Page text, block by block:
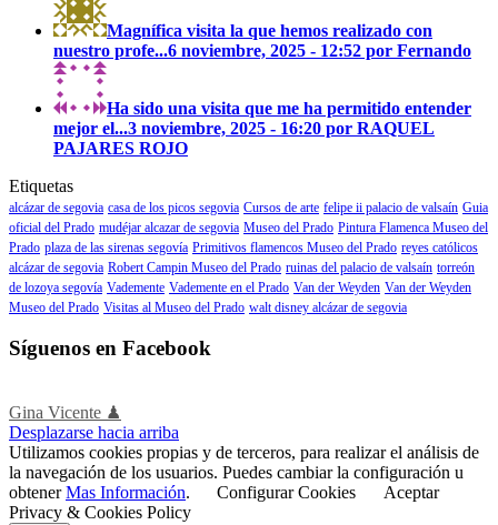
Magnífica visita la que hemos realizado con
nuestro profe...6 noviembre, 2025 - 12:52 por Fernando
Ha sido una visita que me ha permitido entender
mejor el...3 noviembre, 2025 - 16:20 por RAQUEL
PAJARES ROJO
Etiquetas
alcázar de segovia casa de los picos segovia Cursos de arte felipe ii palacio de valsaín Guia
oficial del Prado mudéjar alcazar de segovia Museo del Prado Pintura Flamenca Museo del
Prado plaza de las sirenas segovía Primitivos flamencos Museo del Prado reyes católicos
alcázar de segovia Robert Campin Museo del Prado ruinas del palacio de valsaín torreón
de lozoya segovía Vademente Vademente en el Prado Van der Weyden Van der Weyden
Museo del Prado Visitas al Museo del Prado walt disney alcázar de segovia
Síguenos en Facebook
Gina Vicente ♟
Desplazarse hacia arriba
Utilizamos cookies propias y de terceros, para realizar el análisis de
la navegación de los usuarios. Puedes cambiar la configuración u
obtenerMas Información. Configurar Cookies
Aceptar
Privacy & Cookies Policy